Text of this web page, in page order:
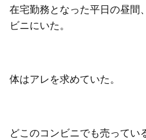
在宅勤務となった平日の昼間
ビニにいた。
体はアレを求めていた。
どこのコンビニでも売ってい